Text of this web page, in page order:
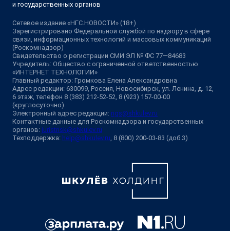
и государственных органов
Сетевое издание «НГС.НОВОСТИ» (18+)
Зарегистрировано Федеральной службой по надзору в сфере
связи, информационных технологий и массовых коммуникаций
(Роскомнадзор)
Свидетельство о регистрации СМИ ЭЛ № ФС 77—84683
Учредитель: Общество с ограниченной ответственностью
«ИНТЕРНЕТ ТЕХНОЛОГИИ»
Главный редактор: Громкова Елена Александровна
Адрес редакции: 630099, Россия, Новосибирск, ул. Ленина, д. 12,
6 этаж, телефон 8 (383) 212-52-52, 8 (923) 157-00-00
(круглосуточно)
Электронный адрес редакции: ngs@shkulev.ru
Контактные данные для Роскомнадзора и государственных
органов: juristnsk@shkulev.ru
Техподдержка: help@shkulev.ru, 8 (800) 200-03-83 (доб.3)